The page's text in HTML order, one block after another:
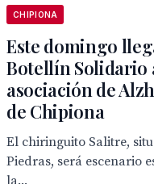
CHIPIONA
Este domingo
Botellín Solidario
asociación de
de Chipiona
El chiringuito Salitre,
Piedras, será escenario
la...